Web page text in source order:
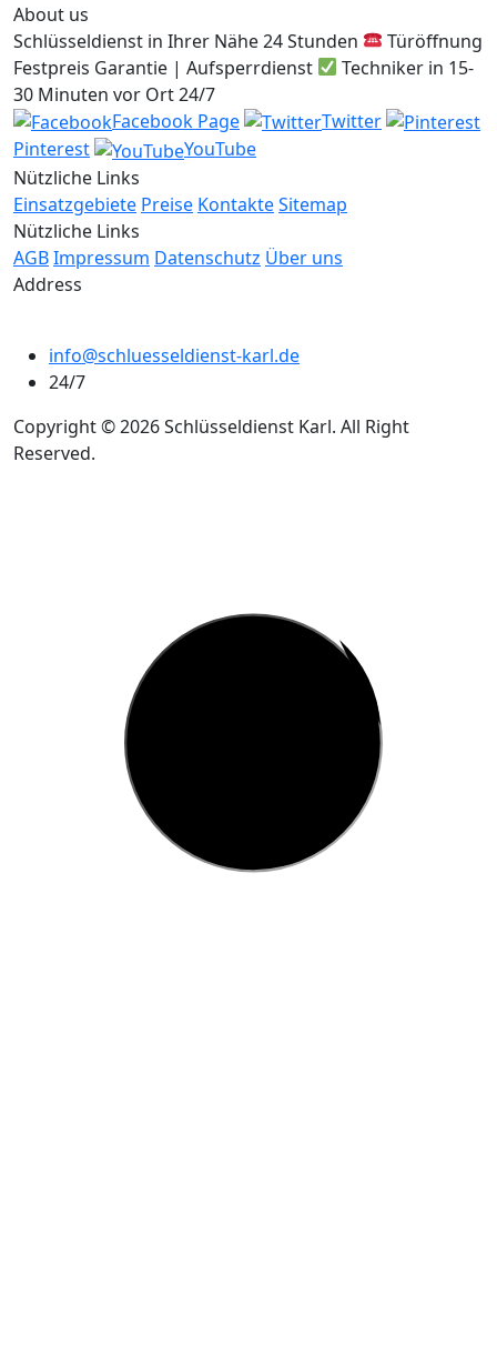
About us
Schlüsseldienst in Ihrer Nähe 24 Stunden
Türöffnung
Festpreis Garantie | Aufsperrdienst
Techniker in 15-
30 Minuten vor Ort 24/7
Facebook Page
Twitter
Pinterest
YouTube
Nützliche Links
Einsatzgebiete Preise KontakteSitemap
Nützliche Links
AGBImpressum Datenschutz Über uns
Address
info@schluesseldienst-karl.de
24/7
Copyright © 2026 Schlüsseldienst Karl. All Right
Reserved.